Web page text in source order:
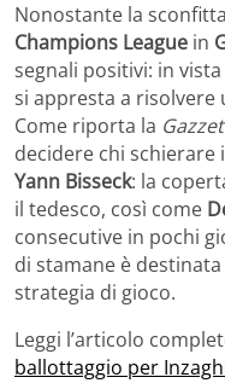
Nonostante la
Champions League in
segnali positivi: in
si appresta a
Come riporta la
decidere chi schierare
Yann Bisseck: la
il tedesco, così come
consecutive in pochi
di stamane è
strategia di gioco.
Leggi l’articolo
ballottaggio per